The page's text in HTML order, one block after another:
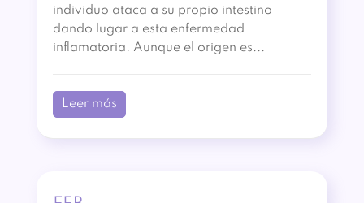
individuo ataca a su propio intestino
dando lugar a esta enfermedad
inflamatoria. Aunque el origen es...
Leer más